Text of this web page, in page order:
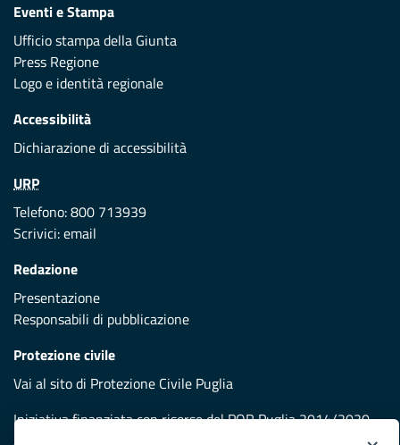
Eventi e Stampa
Ufficio stampa della Giunta
Press Regione
Logo e identità regionale
Accessibilità
Dichiarazione di accessibilità
URP
Telefono: 800 713939
Scrivici:email
Redazione
Presentazione
Responsabili di pubblicazione
Protezione civile
Vai al sito di Protezione Civile Puglia
Iniziativa finanziata con risorse del POR Puglia 2014/2020 -
Asse XI